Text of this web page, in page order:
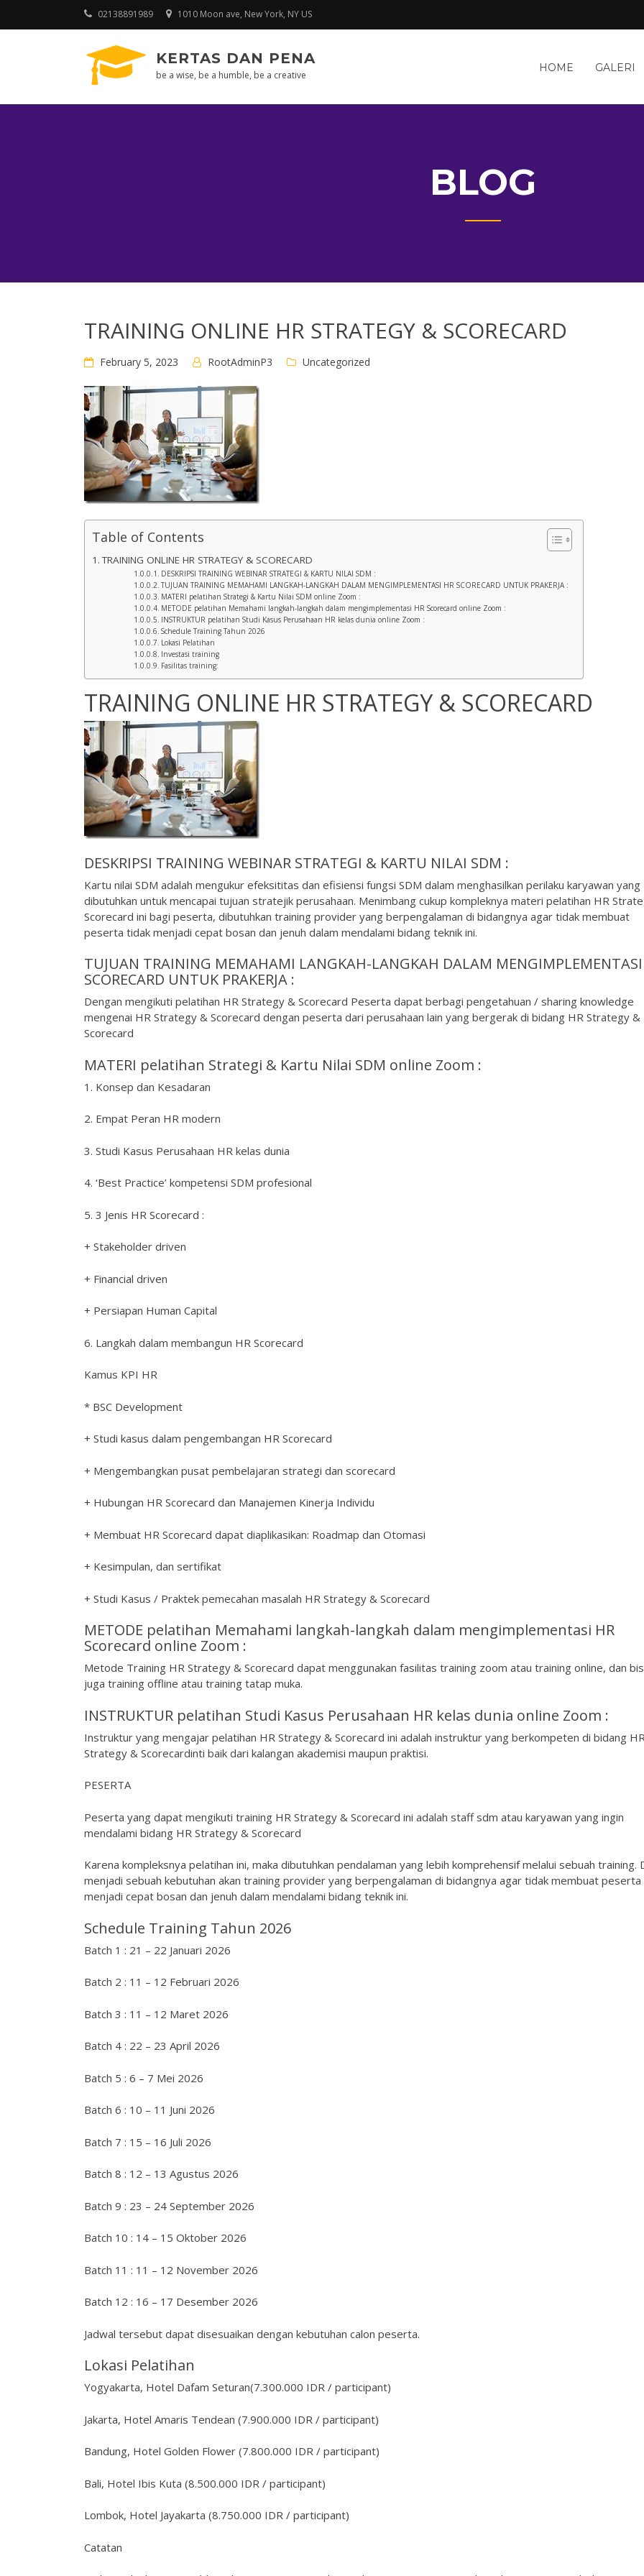
02138891989 1010 Moon ave, New York, NY US
KERTAS DAN PENA
be a wise, be a humble, be a creative
HOME GALERI
BLOG
TRAINING ONLINE HR STRATEGY & SCORECARD
February 5, 2023 RootAdminP3 Uncategorized
Table of Contents
TRAINING ONLINE HR STRATEGY & SCORECARD
DESKRIPSI TRAINING WEBINAR STRATEGI & KARTU NILAI SDM :
TUJUAN TRAINING MEMAHAMI LANGKAH-LANGKAH DALAM MENGIMPLEMENTASI HR SCORECARD UNTUK PRAKERJA :
MATERI pelatihan Strategi & Kartu Nilai SDM online Zoom :
METODE pelatihan Memahami langkah-langkah dalam mengimplementasi HR Scorecard online Zoom :
INSTRUKTUR pelatihan Studi Kasus Perusahaan HR kelas dunia online Zoom :
Schedule Training Tahun 2026
Lokasi Pelatihan
Investasi training
Fasilitas training:
TRAINING ONLINE HR STRATEGY & SCORECARD
DESKRIPSI TRAINING WEBINAR STRATEGI & KARTU NILAI SDM :
Kartu nilai SDM adalah mengukur efeksititas dan efisiensi fungsi SDM dalam menghasilkan perilaku karyawan yang
dibutuhkan untuk mencapai tujuan stratejik perusahaan. Menimbang cukup kompleknya materi pelatihan HR
Scorecard ini bagi peserta, dibutuhkan training provider yang berpengalaman di bidangnya agar tidak membuat
peserta tidak menjadi cepat bosan dan jenuh dalam mendalami bidang teknik ini.
TUJUAN TRAINING MEMAHAMI LANGKAH-LANGKAH DALAM
SCORECARD UNTUK PRAKERJA :
Dengan mengikuti pelatihan HR Strategy & Scorecard Peserta dapat berbagi pengetahuan / sharing knowledge
mengenai HR Strategy & Scorecard dengan peserta dari perusahaan lain yang bergerak di bidang HR Strategy &
Scorecard
MATERI pelatihan Strategi & Kartu Nilai SDM online Zoom :
1. Konsep dan Kesadaran
2. Empat Peran HR modern
3. Studi Kasus Perusahaan HR kelas dunia
4. ‘Best Practice’ kompetensi SDM profesional
5. 3 Jenis HR Scorecard :
+ Stakeholder driven
+ Financial driven
+ Persiapan Human Capital
6. Langkah dalam membangun HR Scorecard
Kamus KPI HR
* BSC Development
+ Studi kasus dalam pengembangan HR Scorecard
+ Mengembangkan pusat pembelajaran strategi dan scorecard
+ Hubungan HR Scorecard dan Manajemen Kinerja Individu
+ Membuat HR Scorecard dapat diaplikasikan: Roadmap dan Otomasi
+ Kesimpulan, dan sertifikat
+ Studi Kasus / Praktek pemecahan masalah HR Strategy & Scorecard
METODE pelatihan Memahami langkah-langkah dalam mengimplementasi HR
Scorecard online Zoom :
Metode Training HR Strategy & Scorecard dapat menggunakan fasilitas training zoom atau training online, dan
juga training offline atau training tatap muka.
INSTRUKTUR pelatihan Studi Kasus Perusahaan HR kelas dunia online Zoom :
Instruktur yang mengajar pelatihan HR Strategy & Scorecard ini adalah instruktur yang berkompeten di bidang HR
Strategy & Scorecardinti baik dari kalangan akademisi maupun praktisi.
PESERTA
Peserta yang dapat mengikuti training HR Strategy & Scorecard ini adalah staff sdm atau karyawan yang ingin
mendalami bidang HR Strategy & Scorecard
Karena kompleksnya pelatihan ini, maka dibutuhkan pendalaman yang lebih komprehensif melalui sebuah training.
menjadi sebuah kebutuhan akan training provider yang berpengalaman di bidangnya agar tidak membuat peserta
menjadi cepat bosan dan jenuh dalam mendalami bidang teknik ini.
Schedule Training Tahun 2026
Batch 1 : 21 – 22 Januari 2026
Batch 2 : 11 – 12 Februari 2026
Batch 3 : 11 – 12 Maret 2026
Batch 4 : 22 – 23 April 2026
Batch 5 : 6 – 7 Mei 2026
Batch 6 : 10 – 11 Juni 2026
Batch 7 : 15 – 16 Juli 2026
Batch 8 : 12 – 13 Agustus 2026
Batch 9 : 23 – 24 September 2026
Batch 10 : 14 – 15 Oktober 2026
Batch 11 : 11 – 12 November 2026
Batch 12 : 16 – 17 Desember 2026
Jadwal tersebut dapat disesuaikan dengan kebutuhan calon peserta.
Lokasi Pelatihan
Yogyakarta, Hotel Dafam Seturan(7.300.000 IDR / participant)
Jakarta, Hotel Amaris Tendean (7.900.000 IDR / participant)
Bandung, Hotel Golden Flower (7.800.000 IDR / participant)
Bali, Hotel Ibis Kuta (8.500.000 IDR / participant)
Lombok, Hotel Jayakarta (8.750.000 IDR / participant)
Catatan